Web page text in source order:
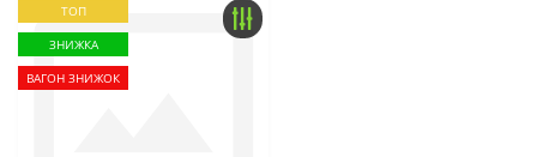
ТОП
ЗНИЖКА
ВАГОН ЗНИЖОК